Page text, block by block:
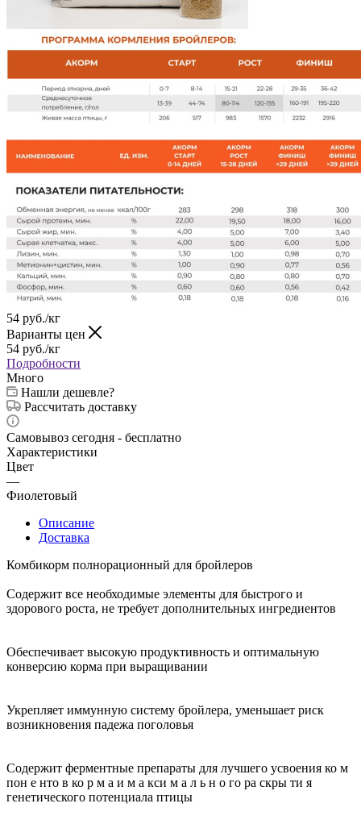
54 руб./кг
Варианты цен
54 руб./кг
Подробности
Много
Нашли дешевле?
Рассчитать доставку
Самовывоз сегодня - бесплатно
Характеристики
Цвет
—
Фиолетовый
Описание
Доставка
Комбикорм полнорационный для бройлеров
Содержит все необходимые элементы для быстрого и
здорового роста, не требует дополнительных ингредиентов
Обеспечивает высокую продуктивность и оптимальную
конверсию корма при выращивании
Укрепляет иммунную систему бройлера, уменьшает риск
возникновения падежа поголовья
Содержит ферментные препараты для лучшего усвоения ко м
пон е нто в ко р м а и м а кси м а л ь н о го ра скры ти я
генетического потенциала птицы